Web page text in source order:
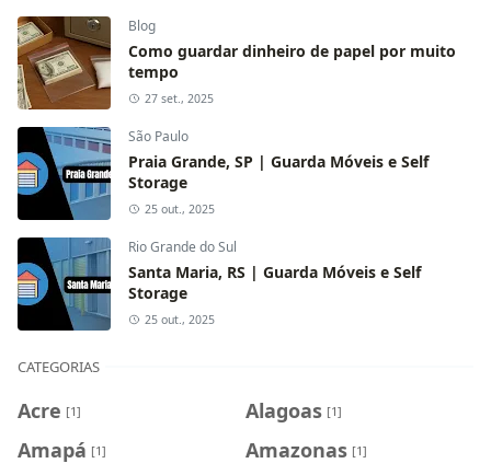
Blog
Como guardar dinheiro de papel por muito
tempo
27 set., 2025
São Paulo
Praia Grande, SP | Guarda Móveis e Self
Storage
25 out., 2025
Rio Grande do Sul
Santa Maria, RS | Guarda Móveis e Self
Storage
25 out., 2025
CATEGORIAS
Acre [1] Alagoas [1]
Amapá [1] Amazonas [1]